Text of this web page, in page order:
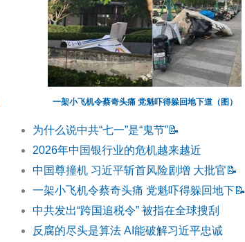
一架小飞机令蔡奇头痛 党魁吓得躲回地下道（图）
为什么说中共“七一”是“鬼节”📝
2026年中国银行业的危机越来越近
中国尊撞机 习近平斩首风险剧增 大批官 📝
一架小飞机令蔡奇头痛 党魁吓得躲回地下📝
中共发出“跨国追税令” 被指在全球搜刮
反腐的尽头是算法 AI能破解习近平忠诚